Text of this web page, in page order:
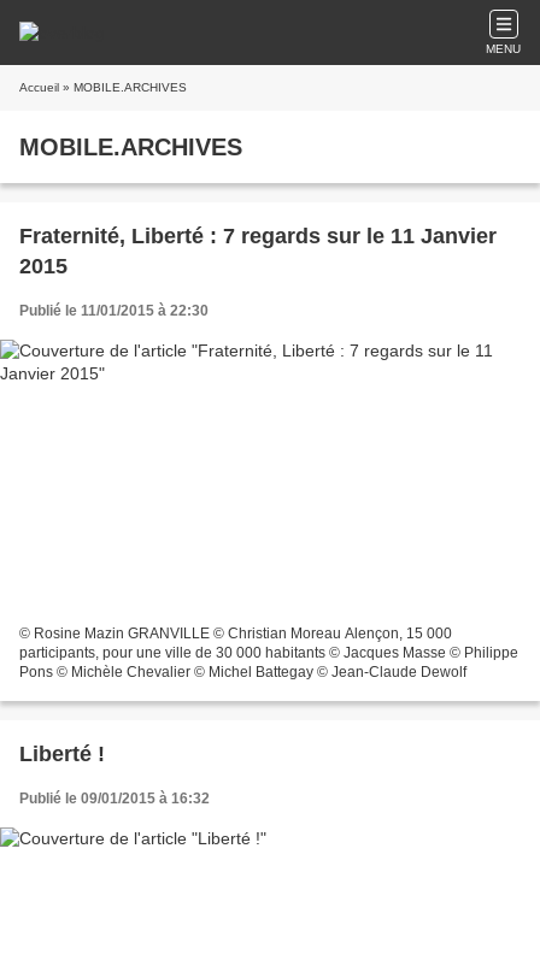
MENU
Accueil » MOBILE.ARCHIVES
MOBILE.ARCHIVES
Fraternité, Liberté : 7 regards sur le 11 Janvier
2015
Publié le 11/01/2015 à 22:30
© Rosine Mazin GRANVILLE © Christian Moreau Alençon, 15 000
participants, pour une ville de 30 000 habitants © Jacques Masse © Philippe
Pons © Michèle Chevalier © Michel Battegay © Jean-Claude Dewolf
Liberté !
Publié le 09/01/2015 à 16:32